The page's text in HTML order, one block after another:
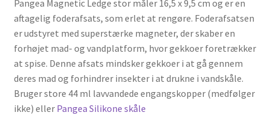
Pangea Magnetic Ledge stor måler 16,5 x 9,5 cm og er en
aftagelig foderafsats, som erlet at rengøre. Foderafsatsen
er udstyret med superstærke magneter, der skaber en
forhøjet mad- og vandplatform, hvor gekkoer foretrækker
at spise. Denne afsats mindsker gekkoer i at gå gennem
deres mad og forhindrer insekter i at drukne i vandskåle.
Bruger store 44 ml lavvandede engangskopper (medfølger
ikke) ellerPangea Silikone skåle